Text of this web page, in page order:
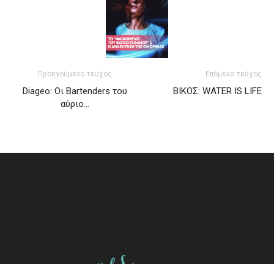
Προηγούμενο τεύχος
Diageo: Οι Bartenders του
αύριο…
Επόμενο τεύχος
ΒΙΚΟΣ: WATER IS LIFE